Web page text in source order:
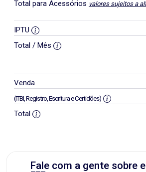
Total para Acessórios valores sujeitos a
IPTU
Total / Mês
Venda
(ITBI, Registro, Escritura e Certidões)
Total
Fale com a gente sobre